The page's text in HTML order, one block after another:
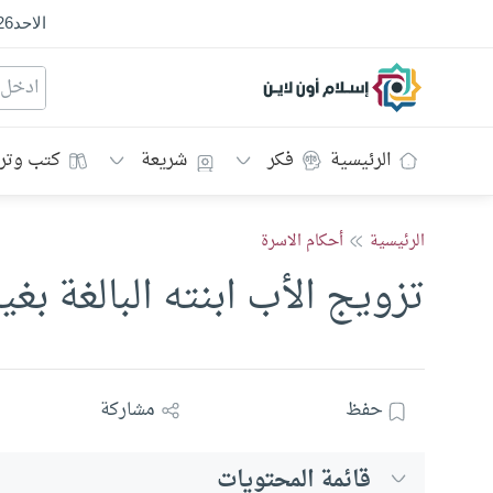
الاحد
إسلام أون لاين
الرئيسية فكر شريعة كتب
الرئيسية أحكام الاسرة
تزويج الأب ابنته البالغة
حفظ مشاركة
قائمة المحتويات